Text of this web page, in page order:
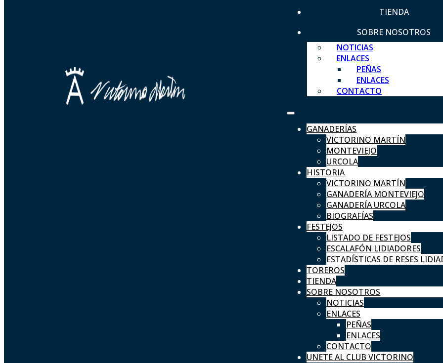
TIENDA
SOBRE NOSOTROS
NOTICIAS
ENLACES
PEÑAS
ENLACES
CONTACTO
GANADERÍAS
VICTORINO MARTÍN
MONTEVIEJO
URCOLA
HISTORIA
VICTORINO MARTÍN
GANADERÍA MONTEVIEJO
GANADERÍA URCOLA
BIOGRAFÍAS
FESTEJOS
LISTADO DE FESTEJOS
ESCALAFÓN LIDIADORES
ESTADÍSTICAS DE RESES
TOREROS
TIENDA
SOBRE NOSOTROS
NOTICIAS
ENLACES
PEÑAS
ENLACES
CONTACTO
UNETE AL CLUB VICTORINO